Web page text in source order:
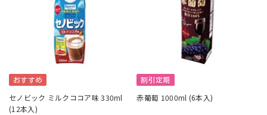
おすすめ
セノビック ミルクココア味 330ml
(12本入)
割引定期
赤葡萄 1000ml (6本入)